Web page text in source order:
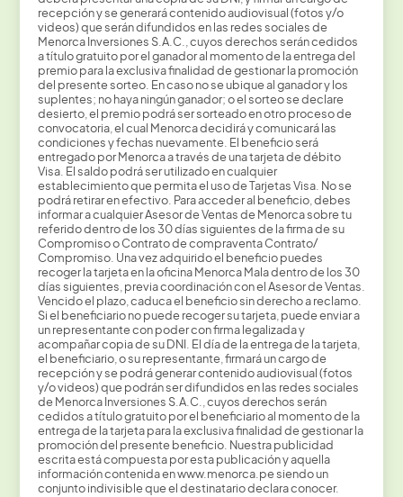
recepción y se generará contenido audiovisual (fotos y/o
videos) que serán difundidos en las redes sociales de
Menorca Inversiones S.A.C., cuyos derechos serán cedidos
a título gratuito por el ganador al momento de la entrega del
premio para la exclusiva finalidad de gestionar la promoción
del presente sorteo. En caso no se ubique al ganador y los
suplentes; no haya ningún ganador; o el sorteo se declare
desierto, el premio podrá ser sorteado en otro proceso de
convocatoria, el cual Menorca decidirá y comunicará las
condiciones y fechas nuevamente. El beneficio será
entregado por Menorca a través de una tarjeta de débito
Visa. El saldo podrá ser utilizado en cualquier
establecimiento que permita el uso de Tarjetas Visa. No se
podrá retirar en efectivo. Para acceder al beneficio, debes
informar a cualquier Asesor de Ventas de Menorca sobre tu
referido dentro de los 30 días siguientes de la firma de su
Compromiso o Contrato de compraventa Contrato/
Compromiso. Una vez adquirido el beneficio puedes
recoger la tarjeta en la oficina Menorca Mala dentro de los 30
días siguientes, previa coordinación con el Asesor de Ventas.
Vencido el plazo, caduca el beneficio sin derecho a reclamo.
Si el beneficiario no puede recoger su tarjeta, puede enviar a
un representante con poder con firma legalizada y
acompañar copia de su DNI. El día de la entrega de la tarjeta,
el beneficiario, o su representante, firmará un cargo de
recepción y se podrá generar contenido audiovisual (fotos
y/o videos) que podrán ser difundidos en las redes sociales
de Menorca Inversiones S.A.C., cuyos derechos serán
cedidos a título gratuito por el beneficiario al momento de la
entrega de la tarjeta para la exclusiva finalidad de gestionar la
promoción del presente beneficio. Nuestra publicidad
escrita está compuesta por esta publicación y aquella
información contenida en www.menorca.pe siendo un
conjunto indivisible que el destinatario declara conocer.